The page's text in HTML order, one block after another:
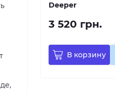
Deeper
3 520 грн.
В корзину